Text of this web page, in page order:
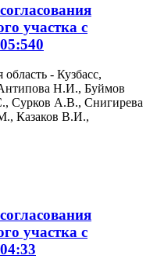
участка с
- Кузбасс,
Н.И., Буймов
Сурков А.В., Снигирева
Казаков В.И.,
участка с